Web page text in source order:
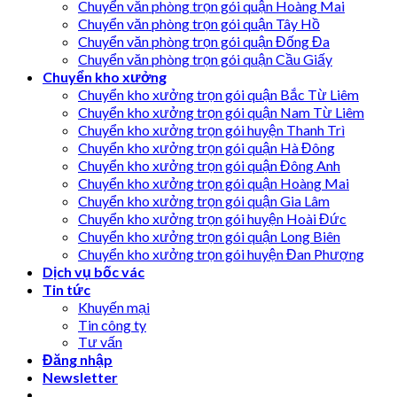
Chuyển văn phòng trọn gói quận Hoàng Mai
Chuyển văn phòng trọn gói quận Tây Hồ
Chuyển văn phòng trọn gói quận Đống Đa
Chuyển văn phòng trọn gói quận Cầu Giấy
Chuyển kho xưởng
Chuyển kho xưởng trọn gói quận Bắc Từ Liêm
Chuyển kho xưởng trọn gói quận Nam Từ Liêm
Chuyển kho xưởng trọn gói huyện Thanh Trì
Chuyển kho xưởng trọn gói quận Hà Đông
Chuyển kho xưởng trọn gói quận Đông Anh
Chuyển kho xưởng trọn gói quận Hoàng Mai
Chuyển kho xưởng trọn gói quận Gia Lâm
Chuyển kho xưởng trọn gói huyện Hoài Đức
Chuyển kho xưởng trọn gói quận Long Biên
Chuyển kho xưởng trọn gói huyện Đan Phượng
Dịch vụ bốc vác
Tin tức
Khuyến mại
Tin công ty
Tư vấn
Đăng nhập
Newsletter